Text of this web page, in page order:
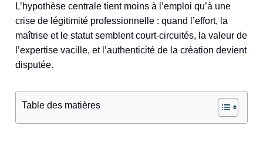
L’hypothèse centrale tient moins à l’emploi qu’à une
crise de légitimité professionnelle : quand l’effort, la
maîtrise et le statut semblent court-circuités, la valeur de
l’expertise vacille, et l’authenticité de la création devient
disputée.
Table des matières